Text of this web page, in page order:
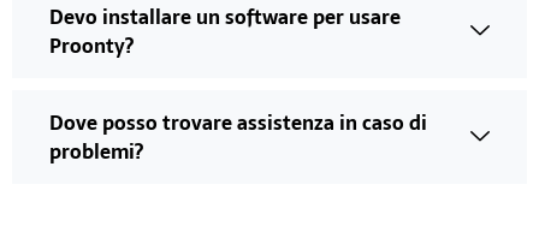
Devo installare un software per usare
Proonty?
Dove posso trovare assistenza in caso di
problemi?